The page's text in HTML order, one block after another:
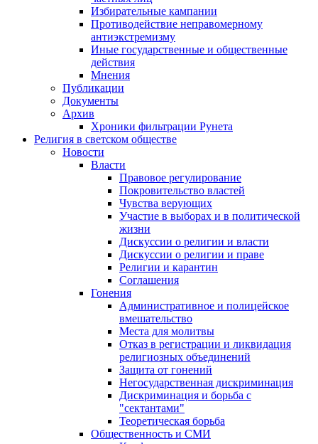
Избирательные кампании
Противодействие неправомерному
антиэкстремизму
Иные государственные и общественные
действия
Мнения
Публикации
Документы
Архив
Хроники фильтрации Рунета
Религия в светском обществе
Новости
Власти
Правовое регулирование
Покровительство властей
Чувства верующих
Участие в выборах и в политической
жизни
Дискуссии о религии и власти
Дискуссии о религии и праве
Религии и карантин
Соглашения
Гонения
Административное и полицейское
вмешательство
Места для молитвы
Отказ в регистрации и ликвидация
религиозных объединений
Защита от гонений
Негосударственная дискриминация
Дискриминация и борьба с
"сектантами"
Теоретическая борьба
Общественность и СМИ